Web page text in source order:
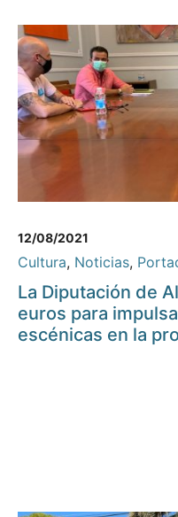
12/08/2021
Cultura, Noticias,
La Diputación de
euros para
escénicas en la